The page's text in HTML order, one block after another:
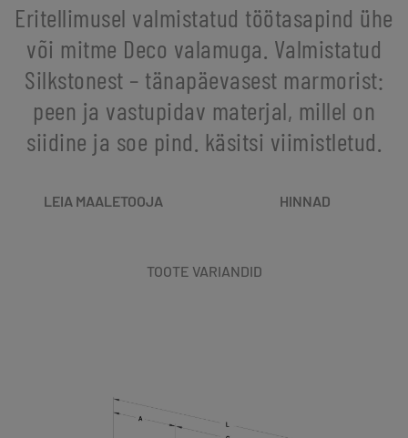
Eritellimusel valmistatud töötasapind ühe
või mitme Deco valamuga. Valmistatud
Silkstonest – tänapäevasest marmorist:
peen ja vastupidav materjal, millel on
siidine ja soe pind. käsitsi viimistletud.
LEIA MAALETOOJA HINNAD
TOOTE VARIANDID